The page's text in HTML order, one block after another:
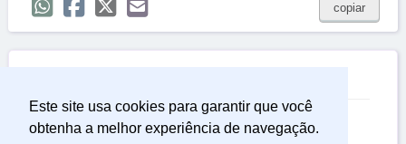
Este site usa cookies para garantir que você
obtenha a melhor experiência de navegação.
copiar
Frases de Carinho